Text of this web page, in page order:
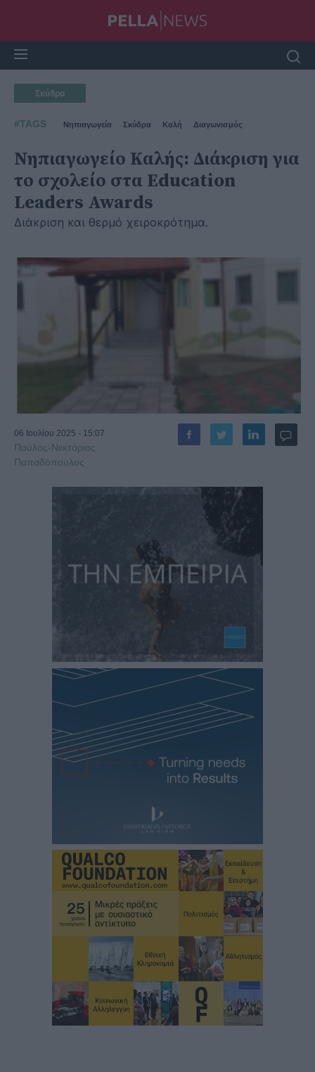
Σκύδρα
#TAGS Νηπιαγωγεία Σκύδρα Καλή Διαγωνισμός
Νηπιαγωγείο Καλής: Διάκριση για
το σχολείο στα Education
Leaders Awards
Διάκριση και θερμό χειροκρότημα.
06 Ιουλίου 2025 - 15:07
Παύλος-Νεκτάριος
Παπαδόπουλος